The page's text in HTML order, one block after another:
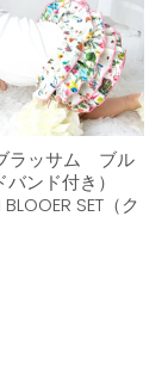
ラッサム ブル
ンド付き）
SET（ク